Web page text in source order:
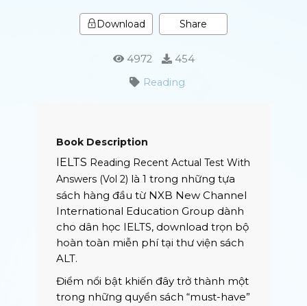
Download Share
4972
454
Reading
Book Description
IELTS Reading Recent Actual Test With
Answers (Vol 2) là 1 trong những tựa
sách hàng đầu từ NXB New Channel
International Education Group dành
cho dân học IELTS, download trọn bộ
hoàn toàn miễn phí tại thư viện sách
ALT.
Điểm nổi bật khiến đây trở thành một
trong những quyển sách “must-have”